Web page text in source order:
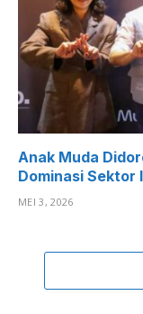
Anak Muda
Dominasi Sektor
MEI 3, 2026